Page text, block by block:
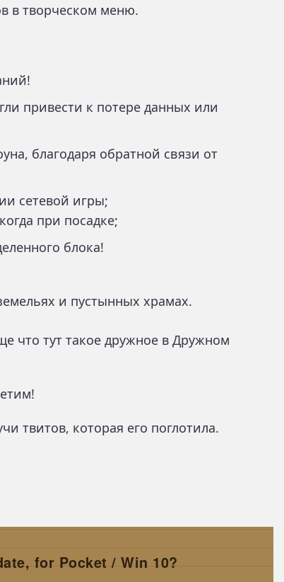
в творческом меню.
привести к потере данных или
благодаря обратной связи от
сетевой игры;
при посадке;
блока!
и пустынных храмах.
что тут такое дружное в Дружном
твитов, которая его поглотила.
for Pocket / Win 10?